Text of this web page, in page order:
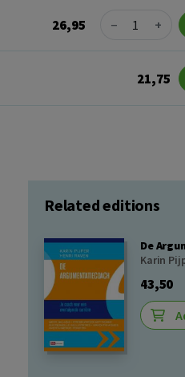
26,95 Quantity
− +
21,75
Related editions
De
Karin
43,50